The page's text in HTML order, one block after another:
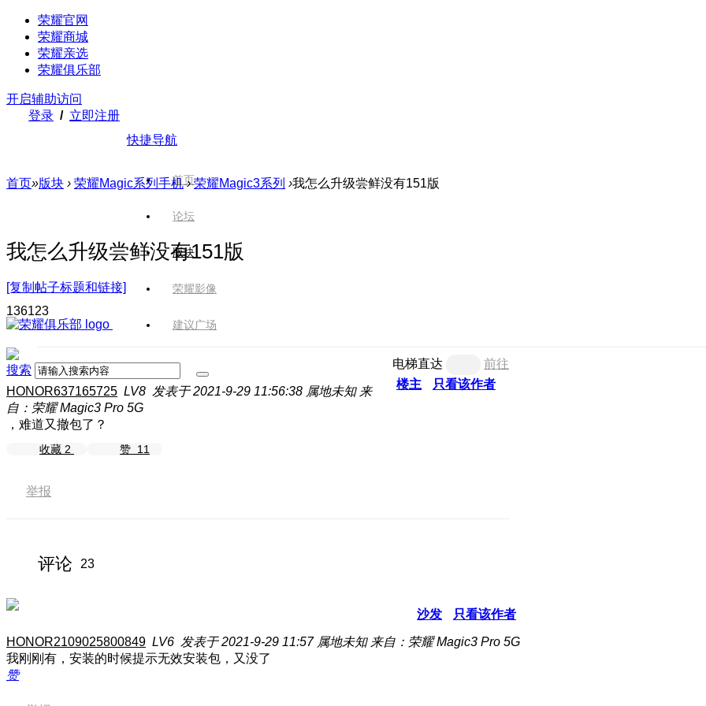
荣耀官网
荣耀商城
荣耀亲选
荣耀俱乐部
开启辅助访问
登录 / 立即注册
快捷导航
首页
论坛
版块
荣耀影像
建议广场
搜索
首页»版块 › 荣耀Magic系列手机 › 荣耀Magic3系列 ›我怎么升级尝鲜没有151版
我怎么升级尝鲜没有151版
[复制帖子标题和链接]
136123
电梯直达
前往
楼主
只看该作者
HONOR637165725 LV8 发表于 2021-9-29 11:56:38 属地未知 来
自：荣耀 Magic3 Pro 5G
，难道又撤包了？
收藏 2 赞 11
举报
评论 23
沙发 只看该作者
HONOR2109025800849 LV6 发表于 2021-9-29 11:57 属地未知 来自：荣耀 Magic3 Pro 5G
我刚刚有，安装的时候提示无效安装包，又没了
赞